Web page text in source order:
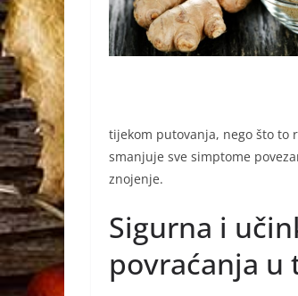
tijekom putovanja, nego što to
smanjuje sve simptome
znojenje.
Sigurna i
povraćanja u